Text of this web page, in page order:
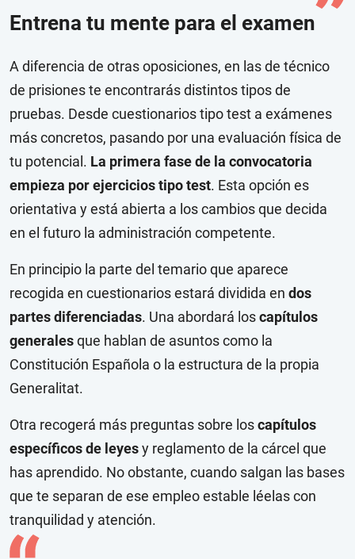
Entrena tu mente para el examen
A diferencia de otras oposiciones, en las de técnico
de prisiones te encontrarás distintos tipos de
pruebas. Desde cuestionarios tipo test a exámenes
más concretos, pasando por una evaluación física de
tu potencial. La primera fase de la convocatoria
empieza por ejercicios tipo test. Esta opción es
orientativa y está abierta a los cambios que decida
en el futuro la administración competente.
En principio la parte del temario que aparece
recogida en cuestionarios estará dividida en dos
partes diferenciadas. Una abordará loscapítulos
generalesque hablan de asuntos como la
Constitución Española o la estructura de la propia
Generalitat.
Otra recogerá más preguntas sobre loscapítulos
específicos de leyesy reglamento de la cárcel que
has aprendido. No obstante, cuando salgan las bases
que te separan de ese empleo estable léelas con
tranquilidad y atención.